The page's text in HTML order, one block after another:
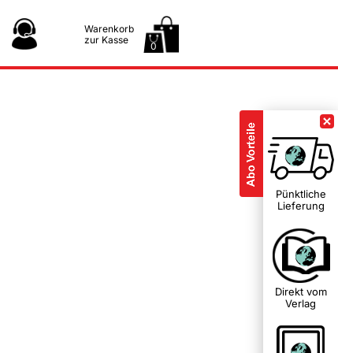
Warenkorb
zur Kasse
0
Pünktliche
Lieferung
Direkt vom
Verlag